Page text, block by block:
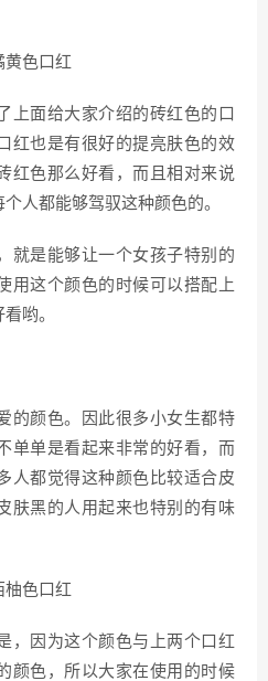
上面给大家介绍的砖红色的口
红也是有很好的提亮肤色的效
红色那么好看，而且相对来说
人都能够驾驭这种颜色的。
就是能够让一个女孩子特别的
用这个颜色的时候可以搭配上
哟。
的颜色。因此很多小女生都特
单单是看起来非常的好看，而
人都觉得这种颜色比较适合皮
肤黑的人用起来也特别的有味
，因为这个颜色与上两个口红
颜色，所以大家在使用的时候